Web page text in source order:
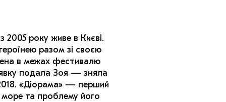
року живе в Києві.
разом зі своєю
в межах фестивалю
подала Зоя — зняла
«Діорама» — перший
море та проблему його